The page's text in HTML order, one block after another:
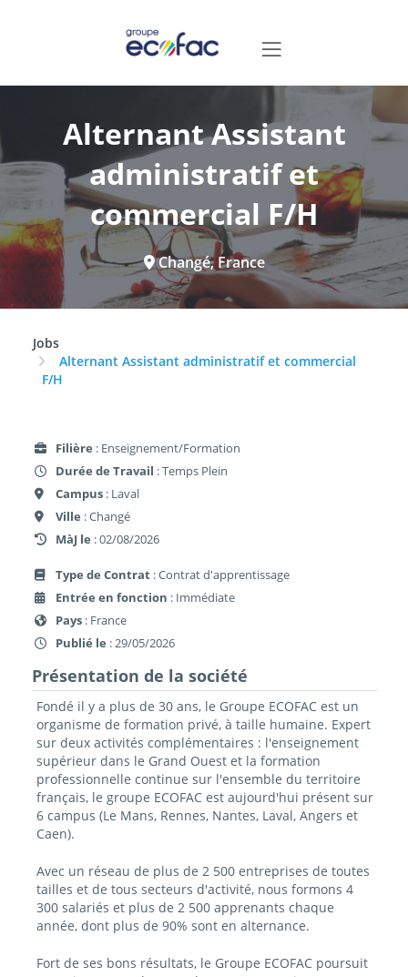
Alternant Assistant
administratif et
commercial F/H
Changé, France
Jobs
Alternant Assistant administratif et commercial
F/H
Filière : Enseignement/Formation
Durée de Travail : Temps Plein
Campus : Laval
Ville : Changé
MàJ le : 02/08/2026
Type de Contrat : Contrat d'apprentissage
Entrée en fonction : Immédiate
Pays : France
Publié le : 29/05/2026
Présentation de la société
Fondé il y a plus de 30 ans, le Groupe ECOFAC est un
organisme de formation privé, à taille humaine. Expert
sur deux activités complémentaires : l'enseignement
supérieur dans le Grand Ouest et la formation
professionnelle continue sur l'ensemble du territoire
français, le groupe ECOFAC est aujourd'hui présent sur
6 campus (Le Mans, Rennes, Nantes, Laval, Angers et
Caen).
Avec un réseau de plus de 2 500 entreprises de toutes
tailles et de tous secteurs d'activité, nous formons 4
300 salariés et plus de 2 500 apprenants chaque
année, dont plus de 90% sont en alternance.
Fort de ses bons résultats, le Groupe ECOFAC poursuit